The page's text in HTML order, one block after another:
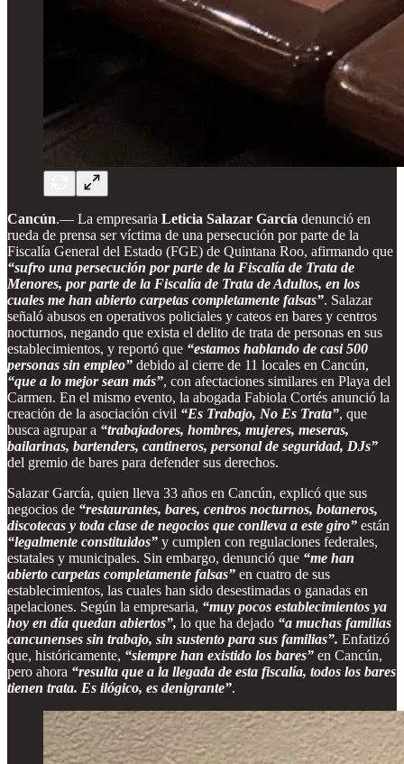
Cancún.— La empresaria Leticia Salazar García denunció en
rueda de prensa ser víctima de una persecución por parte de la
Fiscalía General del Estado (FGE) de Quintana Roo, afirmando que
“sufro una persecución por parte de la Fiscalía de Trata de
Menores, por parte de la Fiscalía de Trata de Adultos, en los
cuales me han abierto carpetas completamente falsas”. Salazar
señaló abusos en operativos policiales y cateos en bares y centros
nocturnos, negando que exista el delito de trata de personas en sus
establecimientos, y reportó que “estamos hablando de casi 500
personas sin empleo” debido al cierre de 11 locales en Cancún,
“que a lo mejor sean más”, con afectaciones similares en Playa del
Carmen. En el mismo evento, la abogada Fabiola Cortés anunció la
creación de la asociación civil “Es Trabajo, No Es Trata”, que
busca agrupar a “trabajadores, hombres, mujeres, meseras,
bailarinas, bartenders, cantineros, personal de seguridad, DJs”
del gremio de bares para defender sus derechos.
Salazar García, quien lleva 33 años en Cancún, explicó que sus
negocios de “restaurantes, bares, centros nocturnos, botaneros,
discotecas y toda clase de negocios que conlleva a este giro” están
“legalmente constituidos” y cumplen con regulaciones federales,
estatales y municipales. Sin embargo, denunció que “me han
abierto carpetas completamente falsas” en cuatro de sus
establecimientos, las cuales han sido desestimadas o ganadas en
apelaciones. Según la empresaria, “muy pocos establecimientos ya
hoy en día quedan abiertos”, lo que ha dejado “a muchas familias
cancunenses sin trabajo, sin sustento para sus familias”. Enfatizó
que, históricamente, “siempre han existido los bares” en Cancún,
pero ahora “resulta que a la llegada de esta fiscalía, todos los bares
tienen trata. Es ilógico, es denigrante”.